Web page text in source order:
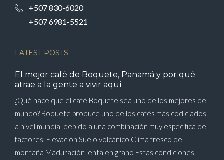
+507 830-6020
+507 6981-5521
LATEST POSTS
El mejor café de Boquete, Panamá y por qué
atrae a la gente a vivir aquí
¿Qué hace que el café Boquete sea uno de los mejores del
mundo? Boquete produce uno de los cafés más codiciados
a nivel mundial debido a una combinación muy específica de
factores. Elevación Suelo volcánico Clima fresco de
montaña Maduración lenta en grano Estas condiciones